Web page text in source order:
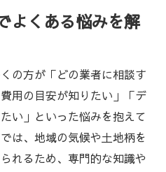
構工事の流れ
現する外構工事プラン提
で失敗しない手順の解説
よくある悩みを解
の方が「どの業者に相談す
用の目安が知りたい」「デ
い」といった悩みを抱えて
は、地域の気候や土地柄を
れるため、専門的な知識や